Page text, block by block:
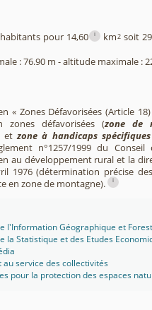
pour 14,60 i km2 soit 29
: 76.90 m - altitude maximale :
« Zones Défavorisées (Article
zones défavorisées (zone de
etzone à handicaps spécifiques
n°1257/1999 du
au développement rural et la
1976 (détermination précise
en zone de montagne).
i
l'Information Géographique et
la Statistique et des Etudes
au service des collectivités
pour la protection des espaces